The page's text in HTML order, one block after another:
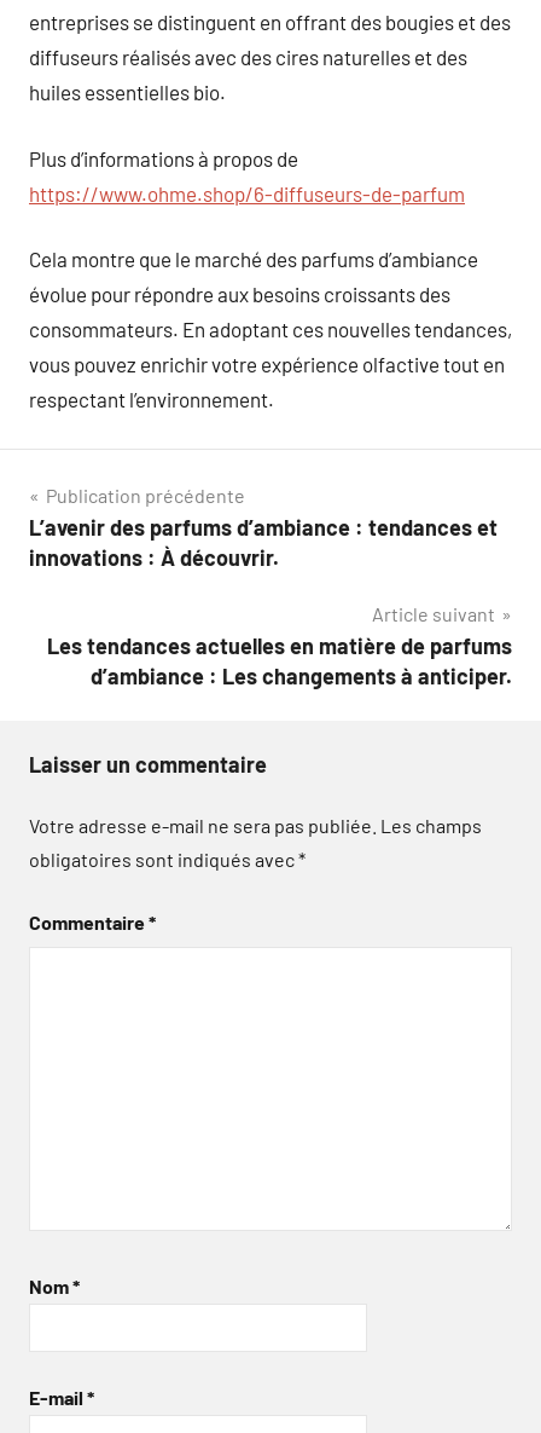
entreprises se distinguent en offrant des bougies et des
diffuseurs réalisés avec des cires naturelles et des
huiles essentielles bio.
Plus d’informations à propos de
https://www.ohme.shop/6-diffuseurs-de-parfum
Cela montre que le marché des parfums d’ambiance
évolue pour répondre aux besoins croissants des
consommateurs. En adoptant ces nouvelles tendances,
vous pouvez enrichir votre expérience olfactive tout en
respectant l’environnement.
Navigation
de
Publication précédente
L’avenir des parfums d’ambiance : tendances et
innovations : À découvrir.
Article suivant
Les tendances actuelles en matière de parfums
d’ambiance : Les changements à anticiper.
Laisser un commentaire
Votre adresse e-mail ne sera pas publiée. Les champs
obligatoires sont indiqués avec*
Commentaire*
Nom*
E-mail *